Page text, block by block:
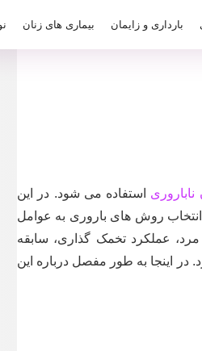
بارداری و زایمان بیماری های زنان
استفاده می شود. در این
روش های باروری به عوامل
عملکرد تخمک گذاری، سابقه
در اینجا به طور مفصل درباره این